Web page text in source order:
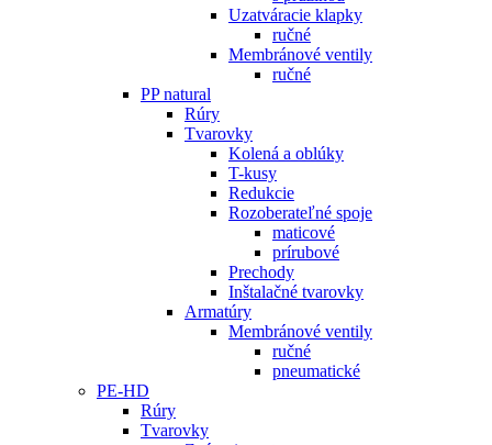
Uzatváracie klapky
ručné
Membránové ventily
ručné
PP natural
Rúry
Tvarovky
Kolená a oblúky
T-kusy
Redukcie
Rozoberateľné spoje
maticové
prírubové
Prechody
Inštalačné tvarovky
Armatúry
Membránové ventily
ručné
pneumatické
PE-HD
Rúry
Tvarovky